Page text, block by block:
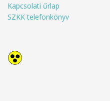
Kapcsolati űrlap
SZKK telefonkönyv